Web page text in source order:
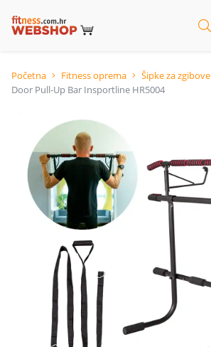
Početna Fitness oprema
Šipke za zgibove
Door Pull-Up Bar Insportline HR5004